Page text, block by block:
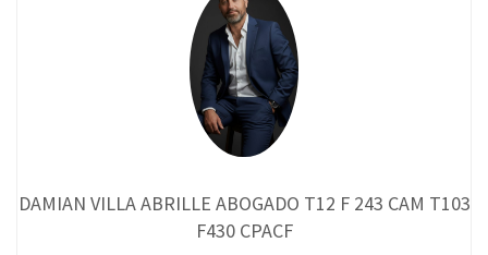
DAMIAN VILLA ABRILLE ABOGADO T12 F 243 CAM T103
F430 CPACF